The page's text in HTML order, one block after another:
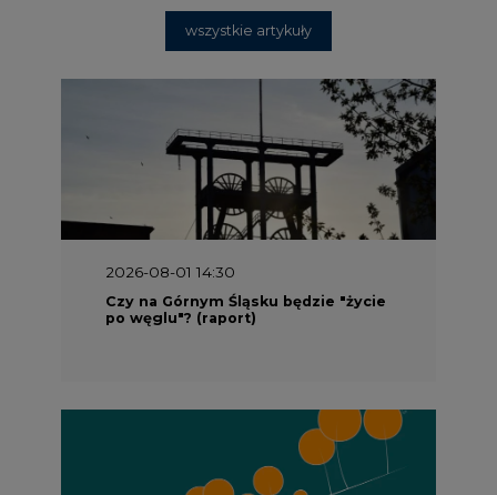
wszystkie artykuły
2026-08-01 14:30
Czy na Górnym Śląsku będzie "życie
po węglu"? (raport)